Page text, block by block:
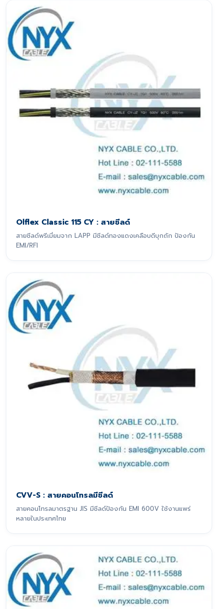
Olflex Classic 115 CY : สายชีลด์
สายชีลด์พรีเมี่ยมจาก LAPP มีชีลด์ทองแดงเคลือบดีบุกถัก ป้องกัน
EMI/RFI
CVV-S : สายคอนโทรลมีชีลด์
สายคอนโทรลมาตรฐาน JIS มีชีลด์ป้องกัน EMI 600V ใช้งานแพร่
หลายในประเทศไทย